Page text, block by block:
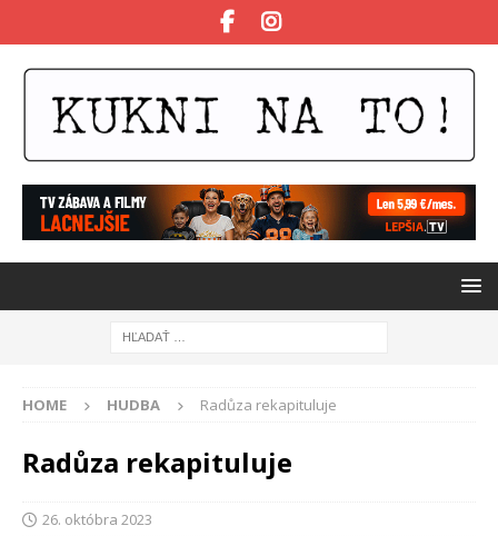
HOME HUDBA Radůza rekapituluje
Radůza rekapituluje
26. októbra 2023